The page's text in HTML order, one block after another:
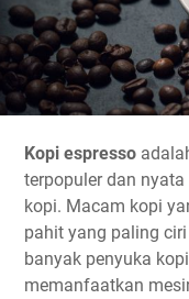
Kopi espresso
terpopuler dan
kopi. Macam kopi
pahit yang paling
banyak penyuka
memanfaatkan